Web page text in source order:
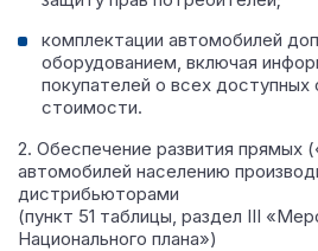
комплектации автомобилей
оборудованием, включая
покупателей о всех доступных
стоимости.
2. Обеспечение развития прямых
автомобилей населению
дистрибьюторами
(пункт 51 таблицы, раздел III
Национального плана»)